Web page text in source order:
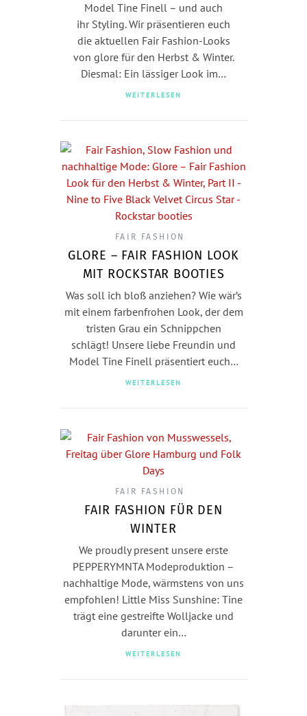
Model Tine Finell – und auch
ihr Styling. Wir präsentieren euch
die aktuellen Fair Fashion-Looks
von glore für den Herbst & Winter.
Diesmal: Ein lässiger Look im…
WEITERLESEN
FAIR FASHION
GLORE – FAIR FASHION LOOK
MIT ROCKSTAR BOOTIES
Was soll ich bloß anziehen? Wie wär’s
mit einem farbenfrohen Look, der dem
tristen Grau ein Schnippchen
schlägt! Unsere liebe Freundin und
Model Tine Finell präsentiert euch…
WEITERLESEN
FAIR FASHION
FAIR FASHION FÜR DEN
WINTER
We proudly present unsere erste
PEPPERYMNTA Modeproduktion –
nachhaltige Mode, wärmstens von uns
empfohlen! Little Miss Sunshine: Tine
trägt eine gestreifte Wolljacke und
darunter ein…
WEITERLESEN